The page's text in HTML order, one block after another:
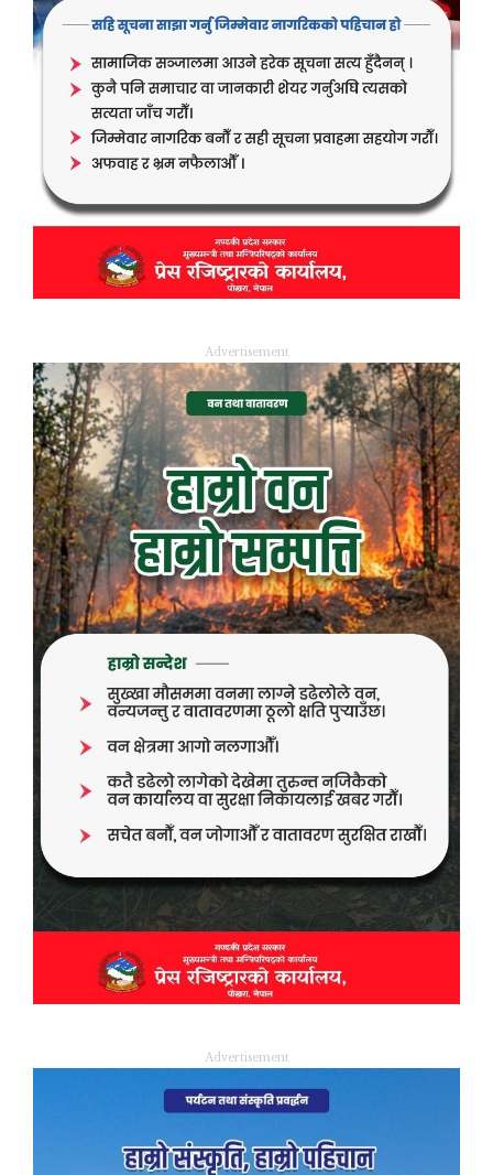
Advertisement
Advertisement